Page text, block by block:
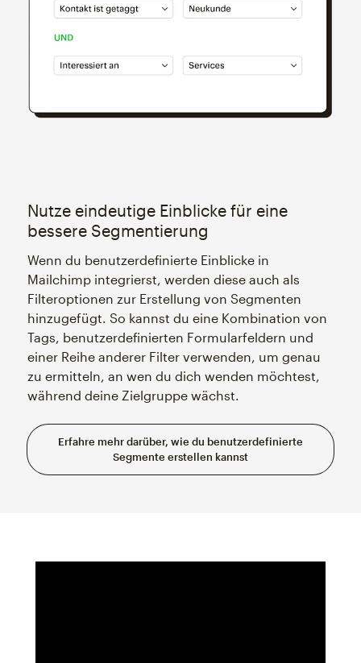
Nutze eindeutige Einblicke für eine
bessere Segmentierung
Wenn du benutzerdefinierte Einblicke in
Mailchimp integrierst, werden diese auch als
Filteroptionen zur Erstellung von Segmenten
hinzugefügt. So kannst du eine Kombination von
Tags, benutzerdefinierten Formularfeldern und
einer Reihe anderer Filter verwenden, um genau
zu ermitteln, an wen du dich wenden möchtest,
während deine Zielgruppe wächst.
Erfahre mehr darüber, wie du benutzerdefinierte
Segmente erstellen kannst